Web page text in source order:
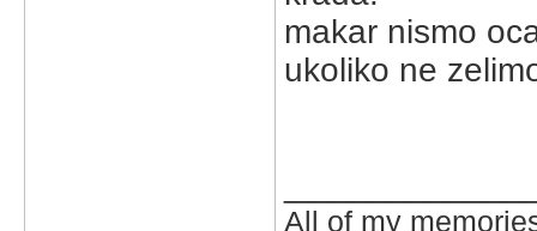
makar nismo
ukoliko ne
All of my